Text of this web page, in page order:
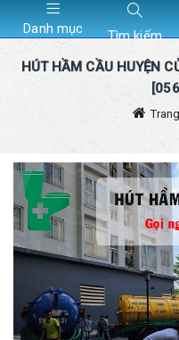
Danh mục Tìm kiếm
HÚT HẦM CẦU HUYỆN